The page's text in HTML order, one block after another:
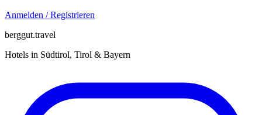
Anmelden / Registrieren
berggut.travel
Hotels in Südtirol, Tirol & Bayern